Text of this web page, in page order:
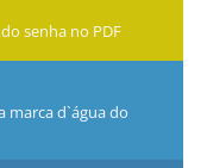
senha no PDF
marca d`água do